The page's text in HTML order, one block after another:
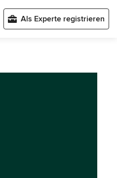
Als Experte registrieren